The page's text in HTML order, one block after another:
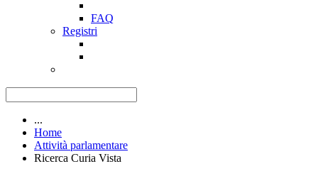
FAQ
Registri
...
Home
Attività parlamentare
Ricerca Curia Vista